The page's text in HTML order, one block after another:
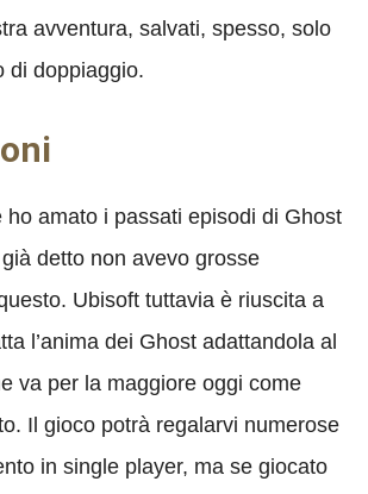
avventura, salvati, spesso, solo
di doppiaggio.
ho amato i passati episodi di Ghost
detto non avevo grosse
Ubisoft tuttavia è riuscita a
l’anima dei Ghost adattandola al
va per la maggiore oggi come
Il gioco potrà regalarvi numerose
in single player, ma se giocato